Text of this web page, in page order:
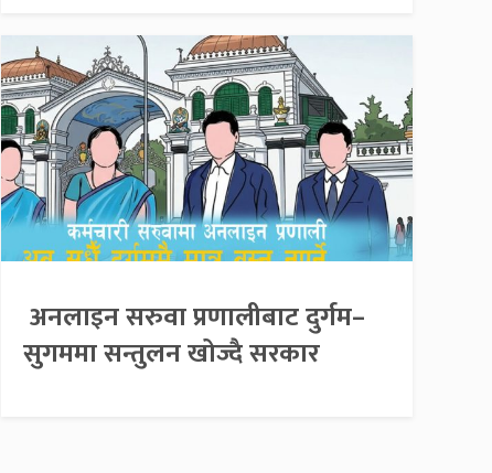
अनलाइन सरुवा प्रणालीबाट दुर्गम–
सुगममा सन्तुलन खोज्दै सरकार